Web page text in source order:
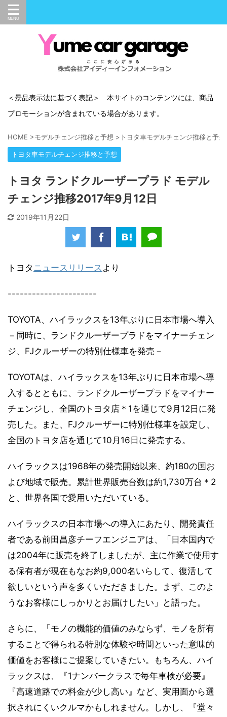
＜景品表示法に基づく表記＞ 本サイトのコンテンツには、商品
プロモーションが含まれている場合があります。
HOME >モデルチェンジ推移と予想 > トヨタ車モデルチェンジ推移と予想
トヨタ車モデルチェンジ推移と予想
トヨタ ランドクルーザープラド モデル
チェンジ推移2017年9月12日
2019年11月22日
トヨタ ニュースリリース より
----------------------
TOYOTA、ハイラックスを13年ぶりに日本市場へ導入
－同時に、ランドクルーザープラドをマイナーチェン
ジ、FJクルーザーの特別仕様車を発売－
TOYOTAは、ハイラックスを13年ぶりに日本市場へ導
入するとともに、ランドクルーザープラドをマイナー
チェンジし、全国のトヨタ店＊1を通じて9月12日に発
売した。また、FJクルーザーに特別仕様車を設定し、
全国のトヨタ店を通じて10月16日に発売する。
ハイラックスは1968年の発売開始以来、約180の国お
よび地域で販売。累計世界販売台数は約1,730万台＊2
と、世界各国で愛用いただいている。
ハイラックスの日本市場への導入にあたり、開発責任
者である前田昌彦チーフエンジニアは、「日本国内で
は2004年に販売を終了しましたが、主に作業で使用す
る保有者が現在もなお約9,000名いらして、復活して
欲しいという声を多くいただきました。まず、このよ
うなお客様にしっかりとお届けしたい」と語った。
さらに、「モノの機能的価値のみならず、モノを所有
することで得られる特別な体験や時間といった意味的
価値をお客様にご提案していきたい。もちろん、ハイ
ラックスは、『1ナンバークラスで毎年車検が必要』
『高速道路での料金が少し高い』など、実用面から選
択されにくいクルマかもしれません。しかし、『堂々